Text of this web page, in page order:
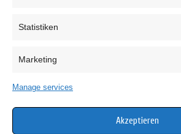
Statistiken
Marketing
Manage services
Akzeptieren
Cookie Policy (EU)